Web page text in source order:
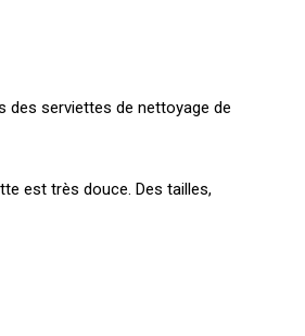
des serviettes de nettoyage de
est très douce. Des tailles,